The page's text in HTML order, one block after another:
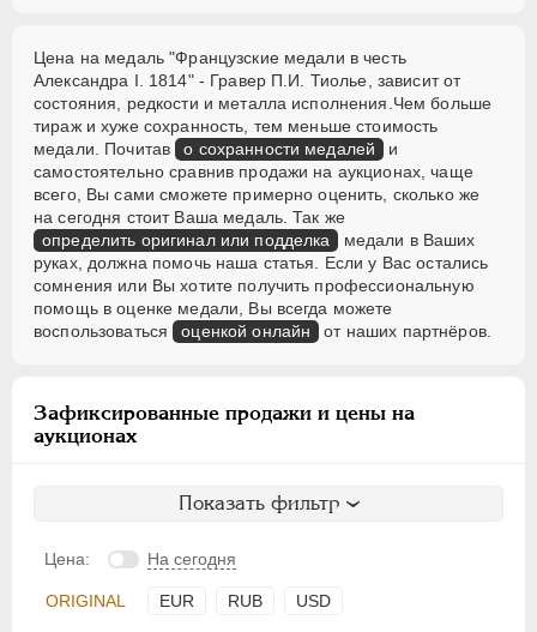
Цена на медаль "Французские медали в честь
Александра I. 1814" - Гравер П.И. Тиолье, зависит от
состояния, редкости и металла исполнения.Чем больше
тираж и хуже сохранность, тем меньше стоимость
медали. Почитав о сохранности медалей
и
самостоятельно сравнив продажи на аукционах, чаще
всего, Вы сами сможете примерно оценить, сколько же
на сегодня стоит Ваша медаль. Так же
определить оригинал или подделка
медали в Ваших
руках, должна помочь наша статья. Если у Вас остались
сомнения или Вы хотите получить профессиональную
помощь в оценке медали, Вы всегда можете
воспользоваться оценкой онлайн от наших партнёров.
Зафиксированные продажи и цены на
аукционах
Показать фильтр
Цена: На сегодня
ORIGINAL EUR RUB USD